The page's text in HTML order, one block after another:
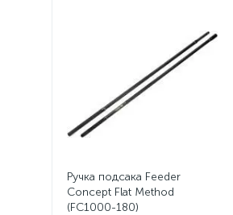
Ручка подсака Feeder
Concept Flat Method
(FC1000-180)